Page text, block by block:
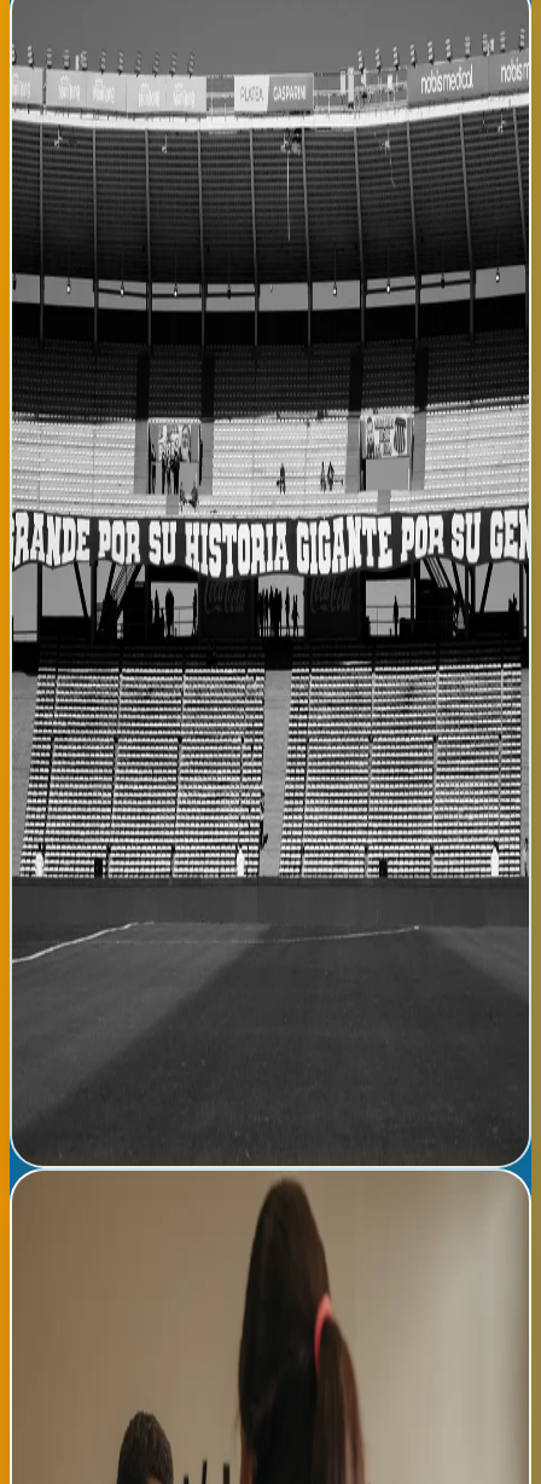
Athletic Club se prepara para LaLiga 2026-27: duelo de
preparación contra Real Unión hoy
El Athletic Club de Bilbao disputará hoy un encuentro amistoso
de preparación contra el Real Unión, en el estadio de Lezama,
como parte de su plan de pretemporada rumbo al inicio de la Liga
2026-27. El partido, programado para las 18:00 horas, permitirá
que el entrenador del Athletic evalúe el nivel físico y táctico de
la plantilla tras las vacaciones estivales y las incorporaciones
realizadas durante el mercado de fichajes. El duelo también será
transmitido en directo a través de la plataforma digital del club,
permitiendo a aficionados latinos residentes en el País Vasco
seguir el partido. Según fuentes internas, el Athletic ha
realizado cambios tácticos significativos que buscan mejorar la
competitividad del equipo en la próxima temporada de Liga. El
Athletic Club ha invertido recursos considerables en fortalecer
su plantilla durante este verano, incorporando defensores
jóvenes, un centrocampista creativos y delanteros con
velocidad. El entrenador ha indicado en ruedas de prensa que los
amistosos de preparación son fundamentales para integrar
nuevos jugadores y reforzar la cohesión del equipo. El Real Unión,
equipo de Segunda División que ha mostrado buen desempeño, es
un rival adecuado para medir el nivel de preparación del Athletic
sin exponerse a lesiones innecesarias antes de la competencia
oficial. La alineación de hoy probablemente incluirá una mezcla
de veteranos y promesas jóvenes, permitiendo que el cuerpo
técnico observe diferentes combinaciones tácticas. Desde una
perspectiva regional, el duelo Athletic-Real Unión representa el
clasicismo del fútbol vasco, donde clubes de diferentes
categorías mantienen rivalidades históricas que transcieban
generaciones de futbolistas y aficionados. Estos encuentros
amistosos generan un ambiente festivo en Lezama, con
presencia de seguidores que aprovechan para ver a sus equipos
en condiciones no competitivas. La afición latina que sigue al
Athletic desde Bilbao y sus alrededores también utilizará este
partido como oportunidad para revitalizar su conexión con el
equipo antes del inicio de la temporada oficial, donde se espera
que el club compita por posiciones altas en la tabla de
clasificación. Para Radio Tropical, el Athletic Club representa no
solo un símbolo de identidad vasca sino también un puente
cultural donde la afición latina se identifica con los valores de
club. La próxima temporada de LaLiga 2026-27 promete ser
Leer noticia completa →
Asociación Ecuatoriana de Bilbao expande 'Red de
Oportunidades': 450 afiliados en mentorías laborales
La Asociación Ecuatoriana de Bilbao ha celebrado hoy la
expansión significativa de su programa 'Red de Oportunidades',
que ha alcanzado la cifra histórica de 450 afiliados participando
en mentorías laborales, asesoramiento empresarial y
programas de integración profesional. El evento de
conmemoración se realizó en el Centro Cívico de Bilbao, con
presencia de autoridades municipales, representantes
consulares ecuatorianos y representantes de empresas vascas